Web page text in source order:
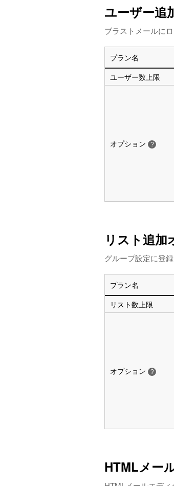
ユーザー追
ブラストメールに
プラン名
ユーザー数上限
オプション ?
リスト追加
グループ設定に登
プラン名
リスト数上限
オプション ?
HTMLメー